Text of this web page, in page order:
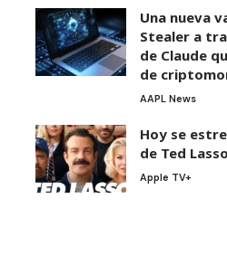
Una nueva
Stealer a
de Claude
de
AAPL News
Hoy se
de Ted
Apple TV+